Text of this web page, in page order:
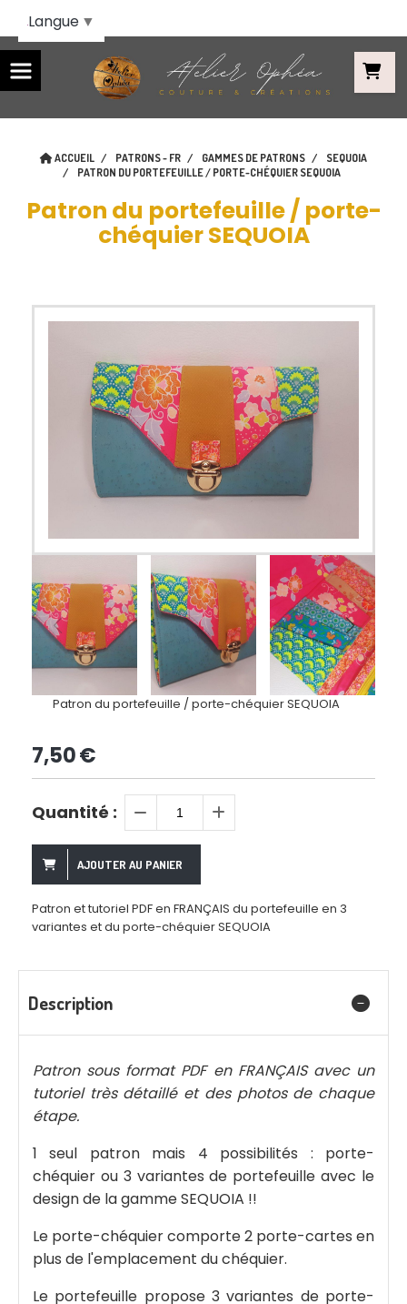
ACCUEIL PATRONS - FR GAMMES DE PATRONS
SEQUOIA
PATRON DU PORTEFEUILLE / PORTE-CHÉQUIER SEQUOIA
Patron du portefeuille / porte-
chéquier SEQUOIA
Patron du portefeuille / porte-chéquier SEQUOIA
7,50€
Quantité :
AJOUTER AU PANIER
Patron et tutoriel PDF en FRANÇAIS du portefeuille en 3
variantes et du porte-chéquier SEQUOIA
Description
Patron sous format PDF en FRANÇAIS avec un
tutoriel très détaillé et des photos de chaque
étape.
1 seul patron mais 4 possibilités : porte-
chéquier ou 3 variantes de portefeuille avec le
design de la gamme SEQUOIA !!
Le porte-chéquier comporte 2 porte-cartes en
plus de l'emplacement du chéquier.
Le portefeuille propose 3 variantes de porte-
Langue ▼